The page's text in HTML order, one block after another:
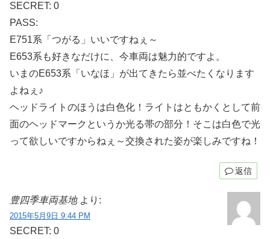
SECRET: 0
PASS:
E751系「つがる」いいですねぇ～
E653系も好きなだけに、今車両は魅力的ですよ。
いまのE653系「いなほ」が出てきたら並べたくなります
よねぇ♪
ヘッドライトのほうは白色化！ライトはともかくとして前
面のヘッドマークというか光る帯の部分！そこは白色で光
って欲しいですからねぇ～交換された姿が楽しみですね！
返信
豊四季車両基地 より:
2015年5月9日 9:44 PM
SECRET: 0